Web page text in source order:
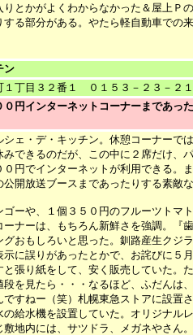
とかがよくわからなかった＆屋上Ｐ
する部分がある。やたら軽自動車での
ン
丁目３２番１ ０１５３－２３－２１
円インターネットコーナーまであっ
シェ・デ・キッチン。休憩コーナーで
できるのだが、この中に２席だけ、
０円でインターネットが利用できる。
開放送ブースまであったりする素敵な
ゴーや、１個３５０円のフルーツトマ
ーナーは、もちろん新鮮さを強調。『
おもしろいと思った。釧路産生クジラ
に誤りがあったとかで、お詫びに５
と張り紙をして、安く販売していた。
段を見たら・・・なるほど、ふだんは
すねー（笑） 札幌東急ストアに設置
の給水機を設置していた。オリジナル
敷地内には、サツドラ、メガネやさん。